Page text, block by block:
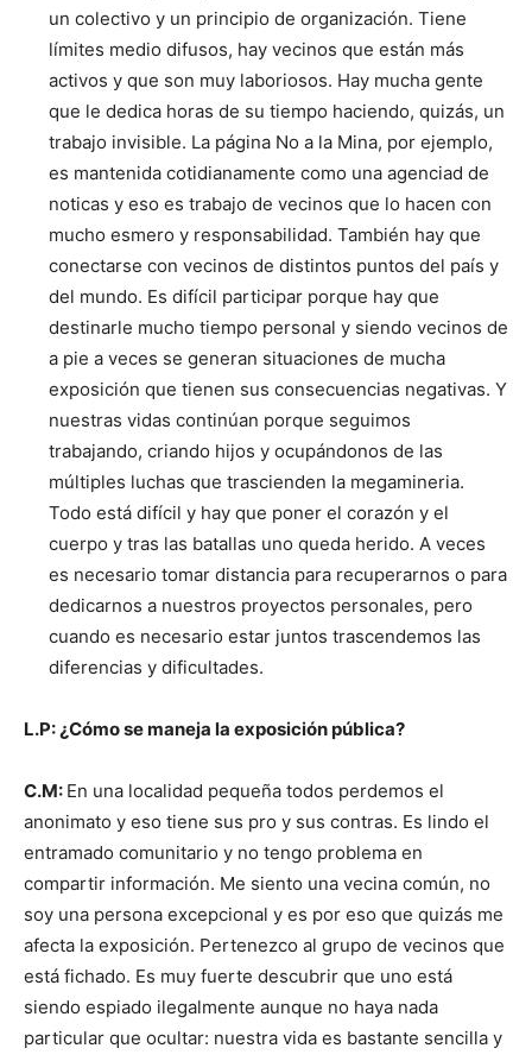
un colectivo y un principio de organización. Tiene
límites medio difusos, hay vecinos que están más
activos y que son muy laboriosos. Hay mucha gente
que le dedica horas de su tiempo haciendo, quizás, un
trabajo invisible. La página No a la Mina, por ejemplo,
es mantenida cotidianamente como una agenciad de
noticas y eso es trabajo de vecinos que lo hacen con
mucho esmero y responsabilidad. También hay que
conectarse con vecinos de distintos puntos del país y
del mundo. Es difícil participar porque hay que
destinarle mucho tiempo personal y siendo vecinos de
a pie a veces se generan situaciones de mucha
exposición que tienen sus consecuencias negativas. Y
nuestras vidas continúan porque seguimos
trabajando, criando hijos y ocupándonos de las
múltiples luchas que trascienden la megamineria.
Todo está difícil y hay que poner el corazón y el
cuerpo y tras las batallas uno queda herido. A veces
es necesario tomar distancia para recuperarnos o para
dedicarnos a nuestros proyectos personales, pero
cuando es necesario estar juntos trascendemos las
diferencias y dificultades.
L.P: ¿Cómo se maneja la exposición pública?
C.M: En una localidad pequeña todos perdemos el
anonimato y eso tiene sus pro y sus contras. Es lindo el
entramado comunitario y no tengo problema en
compartir información. Me siento una vecina común, no
soy una persona excepcional y es por eso que quizás me
afecta la exposición. Pertenezco al grupo de vecinos que
está fichado. Es muy fuerte descubrir que uno está
siendo espiado ilegalmente aunque no haya nada
particular que ocultar: nuestra vida es bastante sencilla y